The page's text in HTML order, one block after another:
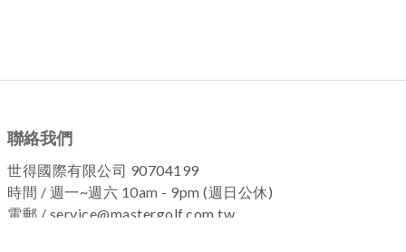
聯絡我們
世得國際有限公司 90704199
時間 / 週一~週六 10am - 9pm (週日公休)
電郵 / service@mastergolf.com.tw